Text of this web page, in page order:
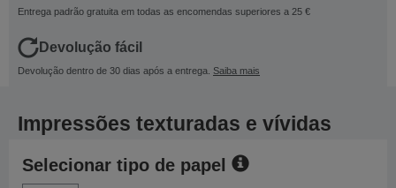
Entrega padrão gratuita em todas as encomendas superiores a 25 €
Devolução fácil
Devolução dentro de 30 dias após a entrega. Saiba mais
Impressões texturadas e vívidas
Selecionar tipo de papel